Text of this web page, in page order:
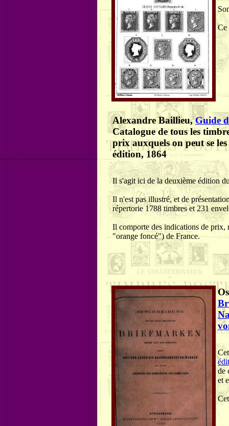
Ce
Alexandre Baillieu,Guide
Catalogue de tous les
prix auxquels on peut se
édition, 1864
Il s'agit ici de la deuxième édition
Il n'est pas illustré, et de
répertorie 1788 timbres et 231
Il comporte des indications de
"orange foncé") de France.
de
et